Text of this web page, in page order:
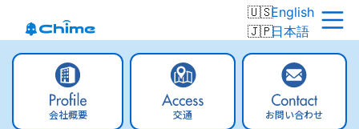
English
日本語
会社概要 交通 お問い合わせ